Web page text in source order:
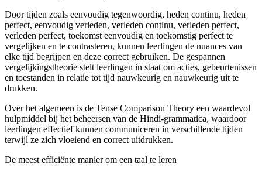
Door tijden zoals eenvoudig tegenwoordig, heden continu, heden
perfect, eenvoudig verleden, verleden continu, verleden perfect,
verleden perfect, toekomst eenvoudig en toekomstig perfect te
vergelijken en te contrasteren, kunnen leerlingen de nuances van
elke tijd begrijpen en deze correct gebruiken. De gespannen
vergelijkingstheorie stelt leerlingen in staat om acties, gebeurtenissen
en toestanden in relatie tot tijd nauwkeurig en nauwkeurig uit te
drukken.
Over het algemeen is de Tense Comparison Theory een waardevol
hulpmiddel bij het beheersen van de Hindi-grammatica, waardoor
leerlingen effectief kunnen communiceren in verschillende tijden
terwijl ze zich vloeiend en correct uitdrukken.
De meest efficiënte manier om een taal te leren